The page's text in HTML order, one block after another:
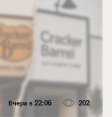
Вчера в 22:06 202